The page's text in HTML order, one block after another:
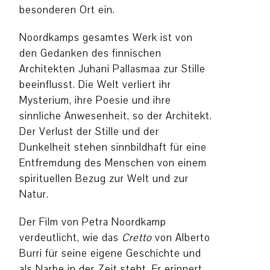
besonderen Ort ein.
Noordkamps gesamtes Werk ist von
den Gedanken des finnischen
Architekten Juhani Pallasmaa zur Stille
beeinflusst. Die Welt verliert ihr
Mysterium, ihre Poesie und ihre
sinnliche Anwesenheit, so der Architekt.
Der Verlust der Stille und der
Dunkelheit stehen sinnbildhaft für eine
Entfremdung des Menschen von einem
spirituellen Bezug zur Welt und zur
Natur.
Der Film von Petra Noordkamp
verdeutlicht, wie das Cretto von Alberto
Burri für seine eigene Geschichte und